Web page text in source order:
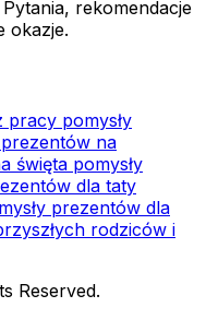
rekomendacje
okazje.
pracy pomysły
prezentów na
święta pomysły
dla taty
prezentów dla
rodziców i
Reserved.